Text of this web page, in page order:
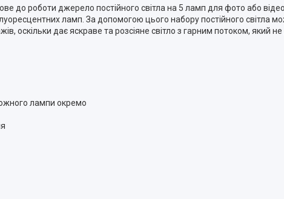
до роботи джерело постійного світла на 5 ламп для фото або
ламп. За допомогою цього набору постійного світла
оскільки дає яскраве та розсіяне світло з гарним потоком, який
лампи окремо